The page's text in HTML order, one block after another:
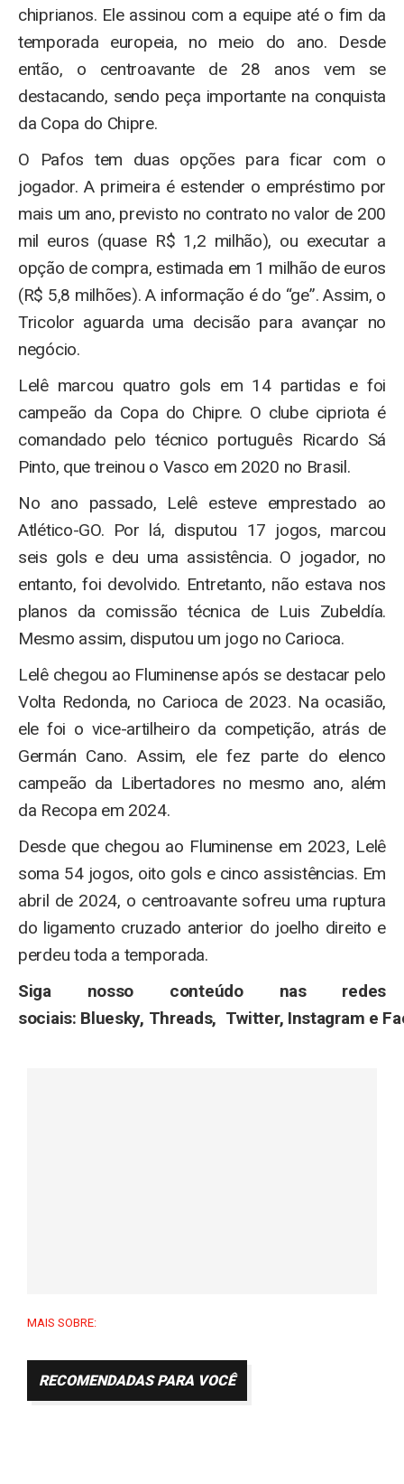
chiprianos. Ele assinou com a equipe até o fim da
temporada europeia, no meio do ano. Desde
então, o centroavante de 28 anos vem se
destacando, sendo peça importante na conquista
da Copa do Chipre.
O Pafos tem duas opções para ficar com o
jogador. A primeira é estender o empréstimo por
mais um ano, previsto no contrato no valor de 200
mil euros (quase R$ 1,2 milhão), ou executar a
opção de compra, estimada em 1 milhão de euros
(R$ 5,8 milhões). A informação é do “ge”. Assim, o
Tricolor aguarda uma decisão para avançar no
negócio.
Lelê marcou quatro gols em 14 partidas e foi
campeão da Copa do Chipre. O clube cipriota é
comandado pelo técnico português Ricardo Sá
Pinto, que treinou o Vasco em 2020 no Brasil.
No ano passado, Lelê esteve emprestado ao
Atlético-GO. Por lá, disputou 17 jogos, marcou
seis gols e deu uma assistência. O jogador, no
entanto, foi devolvido. Entretanto, não estava nos
planos da comissão técnica de Luis Zubeldía.
Mesmo assim, disputou um jogo no Carioca.
Lelê chegou ao Fluminense após se destacar pelo
Volta Redonda, no Carioca de 2023. Na ocasião,
ele foi o vice-artilheiro da competição, atrás de
Germán Cano. Assim, ele fez parte do elenco
campeão da Libertadores no mesmo ano, além
da Recopa em 2024.
Desde que chegou ao Fluminense em 2023, Lelê
soma 54 jogos, oito gols e cinco assistências. Em
abril de 2024, o centroavante sofreu uma ruptura
do ligamento cruzado anterior do joelho direito e
perdeu toda a temporada.
Siga nosso conteúdo nas redes
sociais: Bluesky, Threads, Twitter, Instagram e
MAIS SOBRE:
RECOMENDADAS PARA VOCÊ